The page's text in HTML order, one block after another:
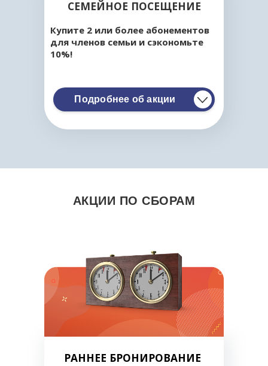
ШАХМАТАМ
ДЕТСКИЕ ШАХМАТНЫЕ
ОНЛАЙН КУРСЫ
ОБУЧЕНИЕ ШАХМАТАМ
КОРПОРАТИВНЫЕ
ОТКРЫТЬ ШАХМАТНЫЙ
КЛУБ
КЛУБНЫЕ КАРТЫ
КЛАССИКА / EXTREME
FIDE
ДОШКОЛЬНИКОВ
ОТЧЁТЫ
АНОНСЫ ТУРНИРОВ
ПОЛЕЗНАЯ
ИНФОРМАЦИЯ
БЛОГ
КЛУБЫ
ЗАДАЧИ
СЕМЕЙНОЕ ПОСЕЩЕНИЕ
Купите 2 или более абонементов
для членов семьи и сэкономьте
10%!
Подробнее об акции
АКЦИИ ПО CБОРАМ
РАННЕЕ БРОНИРОВАНИЕ